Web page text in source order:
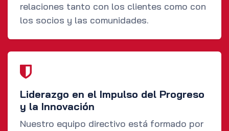
relaciones tanto con los clientes como con
los socios y las comunidades.
Liderazgo en el Impulso del Progreso
y la Innovación
Nuestro equipo directivo está formado por